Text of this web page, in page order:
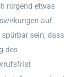
nirgend etwas
auf
sein, dass
des